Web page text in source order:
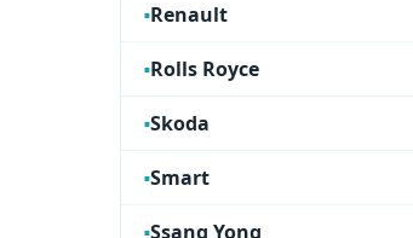
Renault
Rolls Royce
Skoda
Smart
Ssang Yong